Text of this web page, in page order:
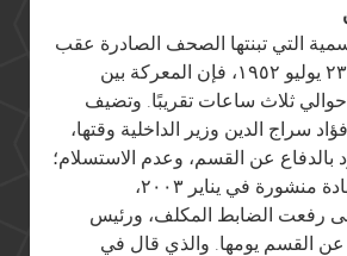
التي تبنتها الصحف الصادرة عقب
حركة الجيش في ٢٣ يوليو ١٩٥٢، فإن المعركة بين
ثلاث ساعات تقريبًا. وتضيف
سراج الدين وزير الداخلية وقتها،
بالدفاع عن القسم، وعدم الاستسلام؛
وهو ما ترفضه شهادة منشورة في يناير ٢٠٠٣،
رفعت الضابط المكلف، ورئيس
عن القسم يومها. والذي قال في